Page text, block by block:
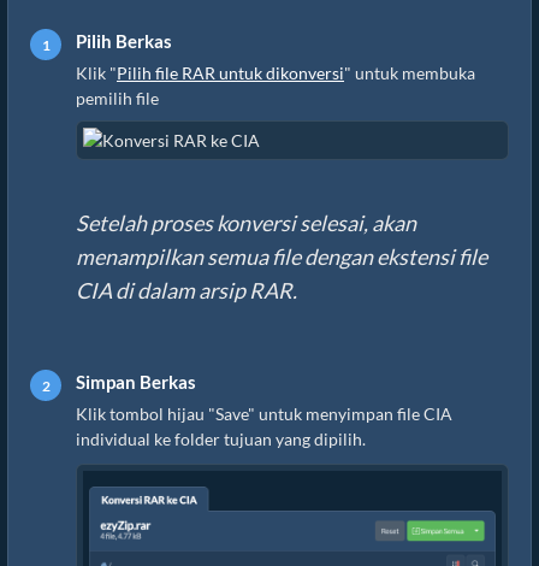
Pilih Berkas
Klik "Pilih file RAR untuk dikonversi" untuk membuka
pemilih file
Setelah proses konversi selesai, akan
menampilkan semua file dengan ekstensi file
CIA di dalam arsip RAR.
Simpan Berkas
Klik tombol hijau "Save" untuk menyimpan file CIA
individual ke folder tujuan yang dipilih.